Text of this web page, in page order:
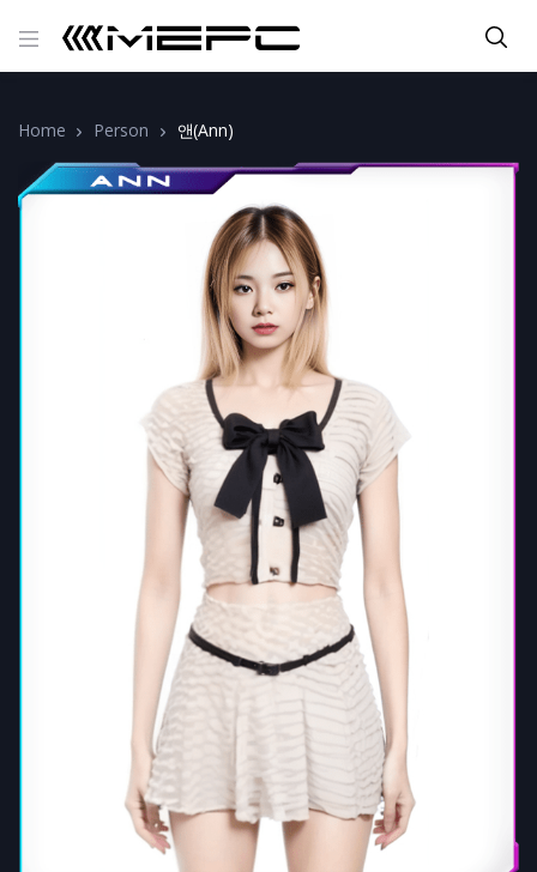
Home Person 앤(Ann)